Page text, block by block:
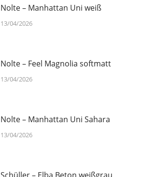
Nolte – Manhattan Uni weiß
13/04/2026
Nolte – Feel Magnolia softmatt
13/04/2026
Nolte – Manhattan Uni Sahara
13/04/2026
Schüller – Elba Beton weißgrau